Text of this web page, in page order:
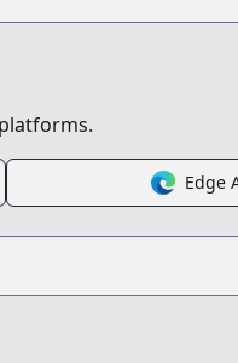
辺境ぐらしの魔
the-strongest-
Edge